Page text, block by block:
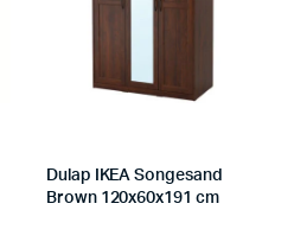
Dulap IKEA Songesand
Brown 120x60x191 cm